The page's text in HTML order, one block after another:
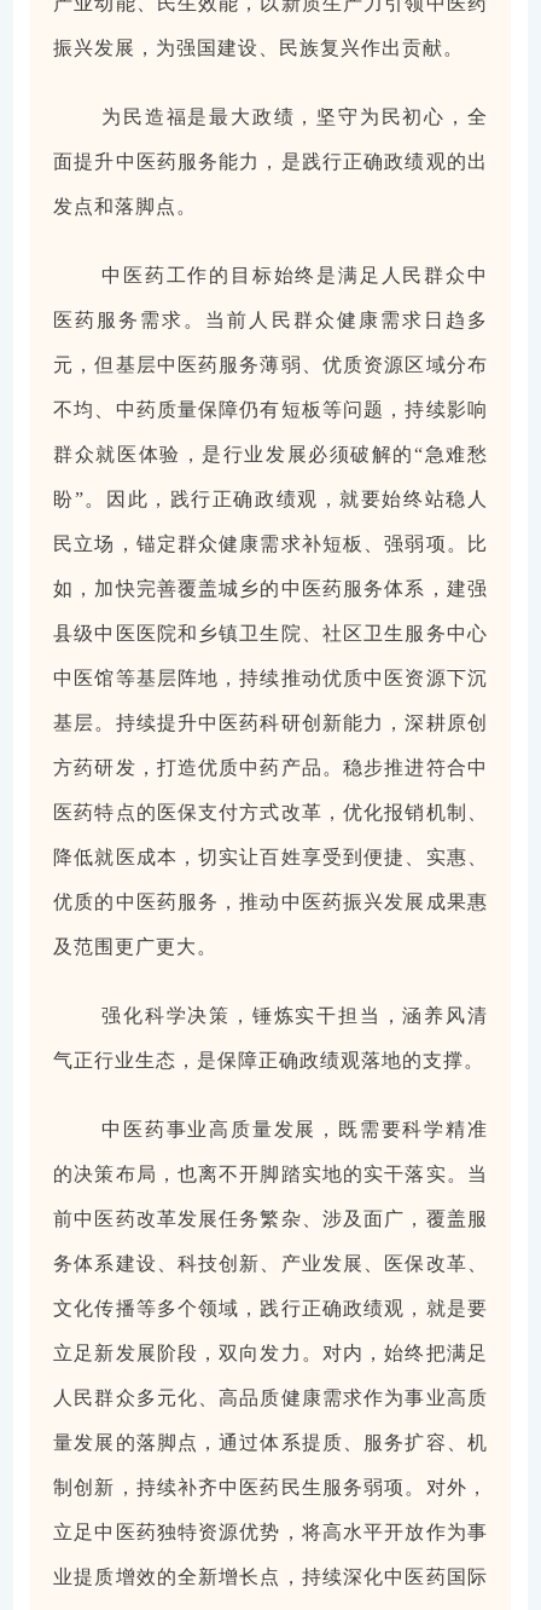
振兴发展，为强国建设、民族复兴作出贡献。
为民造福是最大政绩，坚守为民初心，全
面提升中医药服务能力，是践行正确政绩观的出
发点和落脚点。
中医药工作的目标始终是满足人民群众中
医药服务需求。当前人民群众健康需求日趋多
元，但基层中医药服务薄弱、优质资源区域分布
不均、中药质量保障仍有短板等问题，持续影响
群众就医体验，是行业发展必须破解的“急难愁
盼”。因此，践行正确政绩观，就要始终站稳人
民立场，锚定群众健康需求补短板、强弱项。比
如，加快完善覆盖城乡的中医药服务体系，建强
县级中医医院和乡镇卫生院、社区卫生服务中心
中医馆等基层阵地，持续推动优质中医资源下沉
基层。持续提升中医药科研创新能力，深耕原创
方药研发，打造优质中药产品。稳步推进符合中
医药特点的医保支付方式改革，优化报销机制、
降低就医成本，切实让百姓享受到便捷、实惠、
优质的中医药服务，推动中医药振兴发展成果惠
及范围更广更大。
强化科学决策，锤炼实干担当，涵养风清
气正行业生态，是保障正确政绩观落地的支撑。
中医药事业高质量发展，既需要科学精准
的决策布局，也离不开脚踏实地的实干落实。当
前中医药改革发展任务繁杂、涉及面广，覆盖服
务体系建设、科技创新、产业发展、医保改革、
文化传播等多个领域，践行正确政绩观，就是要
立足新发展阶段，双向发力。对内，始终把满足
人民群众多元化、高品质健康需求作为事业高质
量发展的落脚点，通过体系提质、服务扩容、机
制创新，持续补齐中医药民生服务弱项。对外，
立足中医药独特资源优势，将高水平开放作为事
业提质增效的全新增长点，持续深化中医药国际